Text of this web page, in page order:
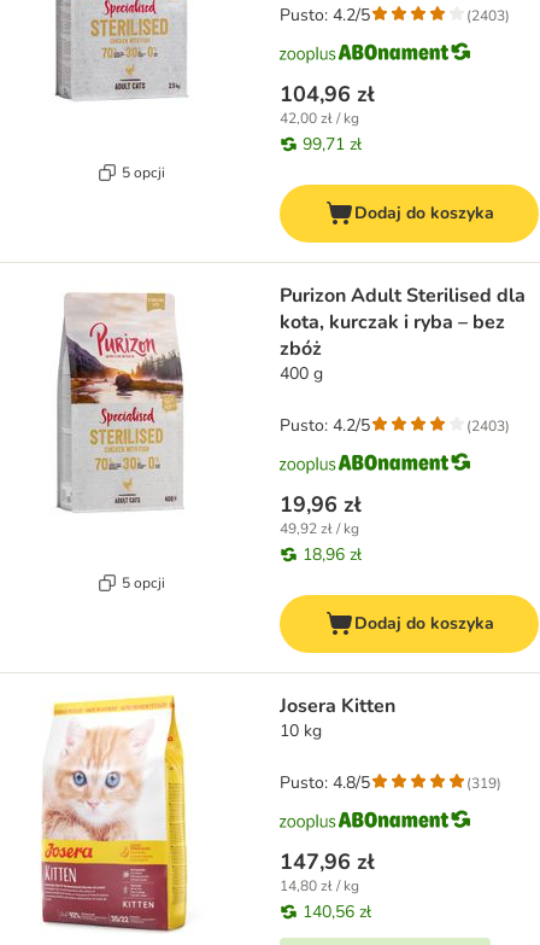
5 opcji
104,96 zł
42,00 zł / kg
99,71 zł
Pusto: 4.2/5 (2403)
Dodaj do koszyka
5 opcji
Purizon Adult Sterilised dla
kota, kurczak i ryba – bez
zbóż
400 g
19,96 zł
49,92 zł / kg
18,96 zł
Pusto: 4.2/5 (2403)
Dodaj do koszyka
Josera Kitten
10 kg
147,96 zł
14,80 zł / kg
140,56 zł
Pusto: 4.8/5 (319)